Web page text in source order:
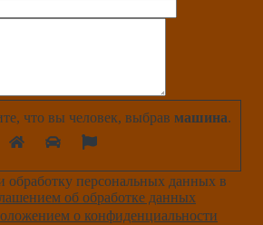
что вы человек, выбрав машина.
обработку персональных данных в
об обработке данных
о конфиденциальности